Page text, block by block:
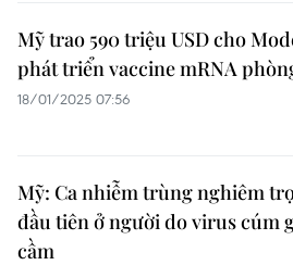
Mỹ trao 590 triệu USD cho
phát triển vaccine mRNA
18/01/2025 07:56
Mỹ: Ca nhiễm trùng nghiêm
đầu tiên ở người do virus cúm
cầm